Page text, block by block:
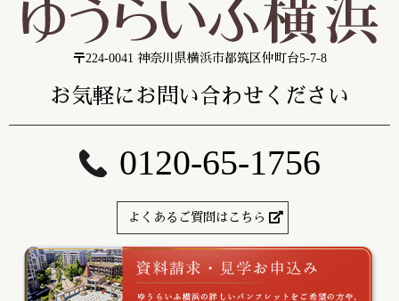
〒224-0041 神奈川県横浜市都筑区仲町台5-7-8
お気軽にお問い合わせください
0120-65-1756
よくあるご質問はこちら